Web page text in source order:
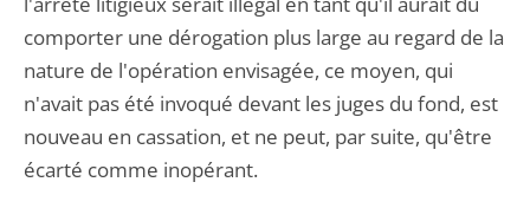
comporter une dérogation plus large au regard de la
nature de l'opération envisagée, ce moyen, qui
n'avait pas été invoqué devant les juges du fond, est
nouveau en cassation, et ne peut, par suite, qu'être
écarté comme inopérant.